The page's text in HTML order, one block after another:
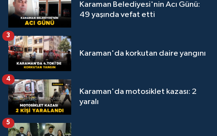
Karaman Belediyesi'nin Acı Günü:
49 yaşında vefat etti
Karaman'da korkutan daire yangını
3
Karaman'da motosiklet kazası: 2
yaralı
4
5